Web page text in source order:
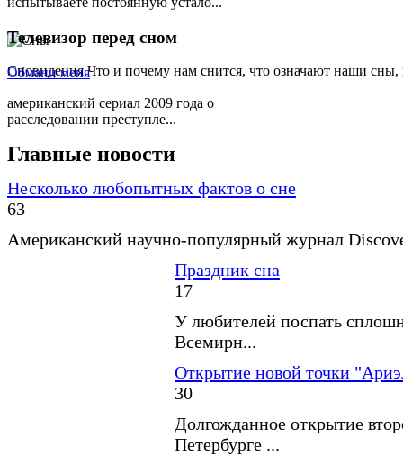
СновиденияЧто и почему нам снится, что означают наши
Телевизор перед сном
Обмани меня
американский сериал 2009 года о
расследовании преступле...
Главные новости
Несколько любопытных фактов о сне
63
Американский научно-популярный журнал
Праздник сна
17
У любителей поспать
Всемирн...
Открытие новой точки
30
Долгожданное открытие
Петербурге ...